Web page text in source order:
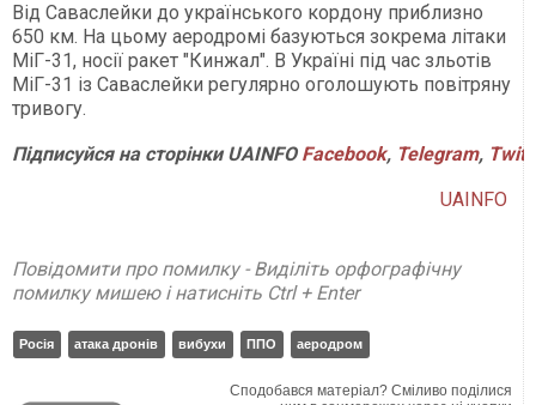
Від Саваслейки до українського кордону приблизно
650 км. На цьому аеродромі базуються зокрема літаки
МіГ-31, носії ракет "Кинжал". В Україні під час зльотів
МіГ-31 із Саваслейки регулярно оголошують повітряну
тривогу.
ПідписуйсянасторінкиUAINFO Facebook, Telegram,
UAINFO
Повідомити про помилку - Виділіть орфографічну
помилку мишею і натисніть Ctrl + Enter
Росія атака дронів вибухи ППО аеродром
Сподобався матеріал? Сміливо поділися